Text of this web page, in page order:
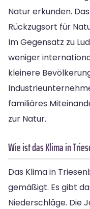
Natur erkunden.
Rückzugsort für
Im Gegensatz zu
weniger
kleinere
familiäres
zur Natur.
Wie ist das Klima in
Das Klima in
gemäßigt. Es gibt
Niederschläge. Die